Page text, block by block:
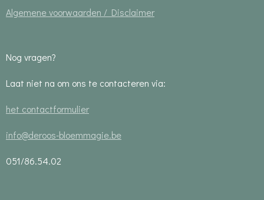
Algemene voorwaarden / Disclaimer
Nog vragen?
Laat niet na om ons te contacteren via:
het contactformulier
info@deroos-bloemmagie.be
051/86.54.02